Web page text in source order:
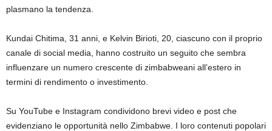
plasmano la tendenza.
Kundai Chitima, 31 anni, e Kelvin Birioti, 20, ciascuno con il proprio
canale di social media, hanno costruito un seguito che sembra
influenzare un numero crescente di zimbabweani all’estero in
termini di rendimento o investimento.
Su YouTube e Instagram condividono brevi video e post che
evidenziano le opportunità nello Zimbabwe. I loro contenuti popolari